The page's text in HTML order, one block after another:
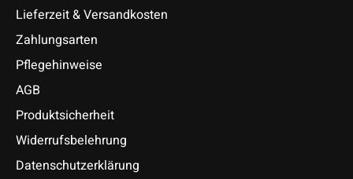
Lieferzeit & Versandkosten
Zahlungsarten
Pflegehinweise
AGB
Produktsicherheit
Widerrufsbelehrung
Datenschutzerklärung